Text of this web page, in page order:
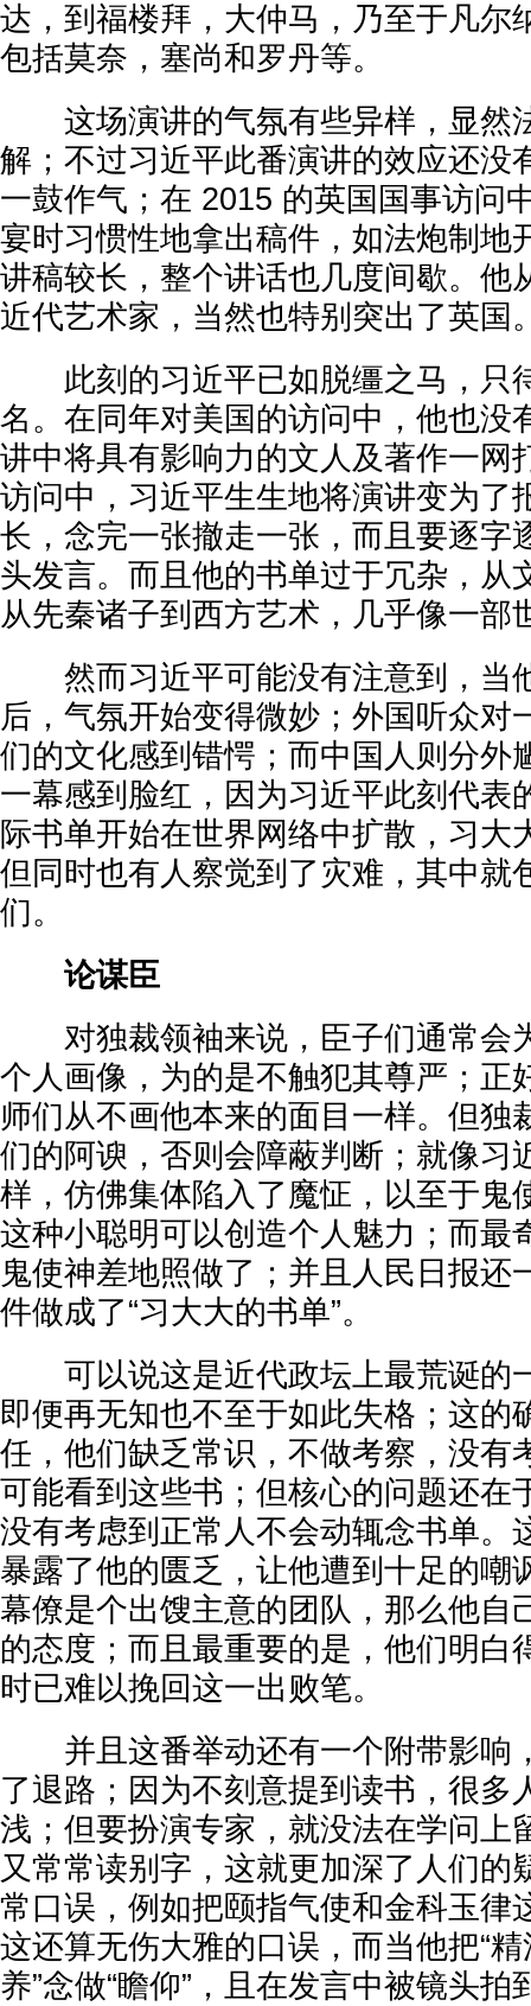
达，到福楼拜，大仲马，乃至于凡尔
包括莫奈，塞尚和罗丹等。
这场演讲的气氛有些异样，显然
解；不过习近平此番演讲的效应还没
一鼓作气；在 2015 的英国国事访问
宴时习惯性地拿出稿件，如法炮制地
讲稿较长，整个讲话也几度间歇。他
近代艺术家，当然也特别突出了英国
此刻的习近平已如脱缰之马，只
名。在同年对美国的访问中，他也没
讲中将具有影响力的文人及著作一网
访问中，习近平生生地将演讲变为了
长，念完一张撤走一张，而且要逐字
头发言。而且他的书单过于冗杂，从
从先秦诸子到西方艺术，几乎像一部
然而习近平可能没有注意到，当
后，气氛开始变得微妙；外国听众对
们的文化感到错愕；而中国人则分外
一幕感到脸红，因为习近平此刻代表
际书单开始在世界网络中扩散，习大
但同时也有人察觉到了灾难，其中就
们。
论谋臣
对独裁领袖来说，臣子们通常会
个人画像，为的是不触犯其尊严；正
师们从不画他本来的面目一样。但独
们的阿谀，否则会障蔽判断；就像习
样，仿佛集体陷入了魔怔，以至于鬼
这种小聪明可以创造个人魅力；而最
鬼使神差地照做了；并且人民日报还
件做成了“习大大的书单”。
可以说这是近代政坛上最荒诞的
即便再无知也不至于如此失格；这的
任，他们缺乏常识，不做考察，没有
可能看到这些书；但核心的问题还在
没有考虑到正常人不会动辄念书单。
暴露了他的匮乏，让他遭到十足的嘲
幕僚是个出馊主意的团队，那么他自
的态度；而且最重要的是，他们明白
时已难以挽回这一出败笔。
并且这番举动还有一个附带影响
了退路；因为不刻意提到读书，很多
浅；但要扮演专家，就没法在学问上
又常常读别字，这就更加深了人们的
常口误，例如把颐指气使和金科玉律
这还算无伤大雅的口误，而当他把“精
养”念做“瞻仰”，且在发言中被镜头拍